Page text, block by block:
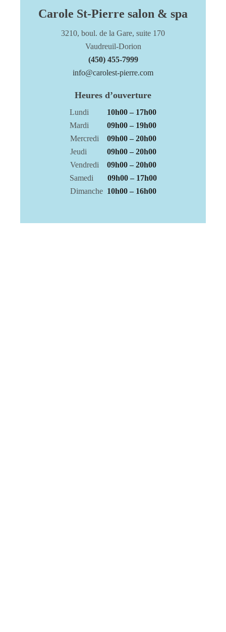
Carole St-Pierre salon & spa
3210, boul. de la Gare, suite 170
Vaudreuil-Dorion
(450) 455-7999
info@carolest-pierre.com
Heures d’ouverture
Lundi
10h00 – 17h00
Mardi 09h00 – 19h00
Mercredi 09h00 – 20h00
Jeudi 09h00 – 20h00
Vendredi 09h00 – 20h00
Samedi 09h00 – 17h00
Dimanche 10h00 – 16h00